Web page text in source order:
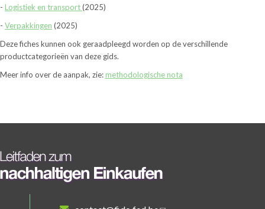
- Logistiek en transport(2025)
- Verpakkingen (2025)
Deze fiches kunnen ook geraadpleegd worden op de verschillende
productcategorieën van deze gids.
Meer info over de aanpak, zie:methodologische nota